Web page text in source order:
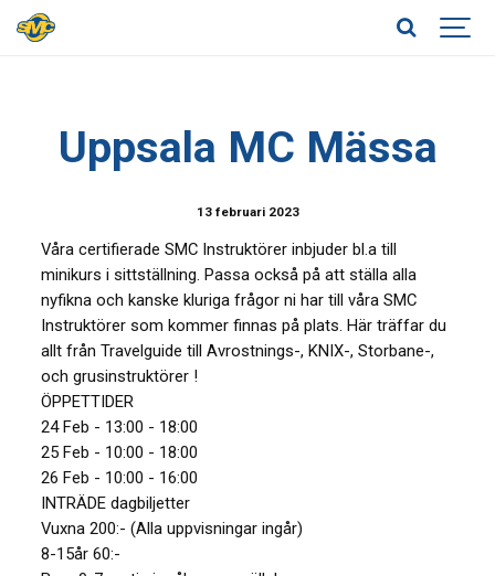
Uppsala MC Mässa
13 februari 2023
Våra certifierade SMC Instruktörer inbjuder bl.a till
minikurs i sittställning. Passa också på att ställa alla
nyfikna och kanske kluriga frågor ni har till våra SMC
Instruktörer som kommer finnas på plats. Här träffar du
allt från Travelguide till Avrostnings-, KNIX-, Storbane-,
och grusinstruktörer !
ÖPPETTIDER
24 Feb - 13:00 - 18:00
25 Feb - 10:00 - 18:00
26 Feb - 10:00 - 16:00
INTRÄDE dagbiljetter
Vuxna 200:- (Alla uppvisningar ingår)
8-15år 60:-